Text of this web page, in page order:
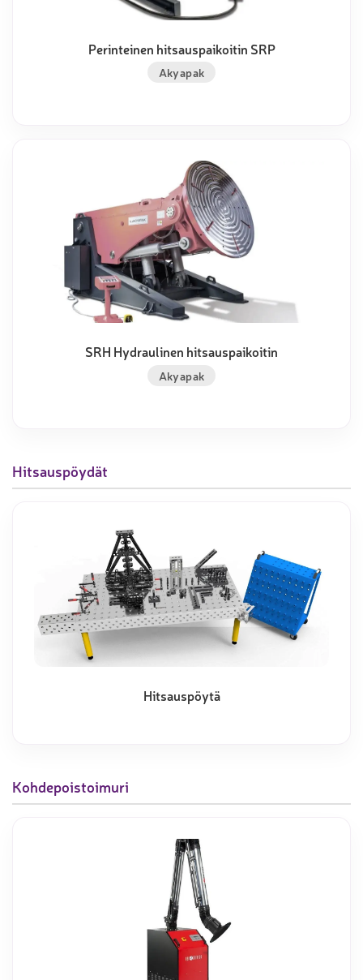
Perinteinen hitsauspaikoitin SRP
Akyapak
SRH Hydraulinen hitsauspaikoitin
Akyapak
Hitsauspöydät
Hitsauspöytä
Kohdepoistoimuri